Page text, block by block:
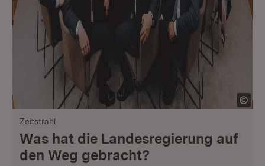
Zeitstrahl
Was hat die Landesregierung auf
den Weg gebracht?